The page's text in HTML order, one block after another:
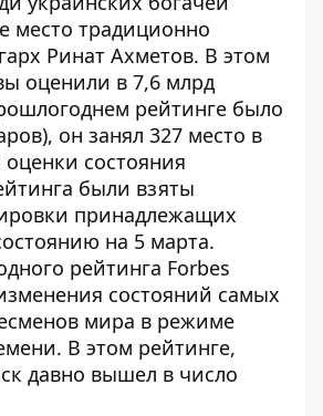
место традиционно
Ринат Ахметов. В этом
оценили в 7,6 млрд
рейтинге было
он занял 327 место в
состояния
были взяты
принадлежащих
на 5 марта.
рейтинга Forbes
состояний самых
мира в режиме
В этом рейтинге,
давно вышел в число